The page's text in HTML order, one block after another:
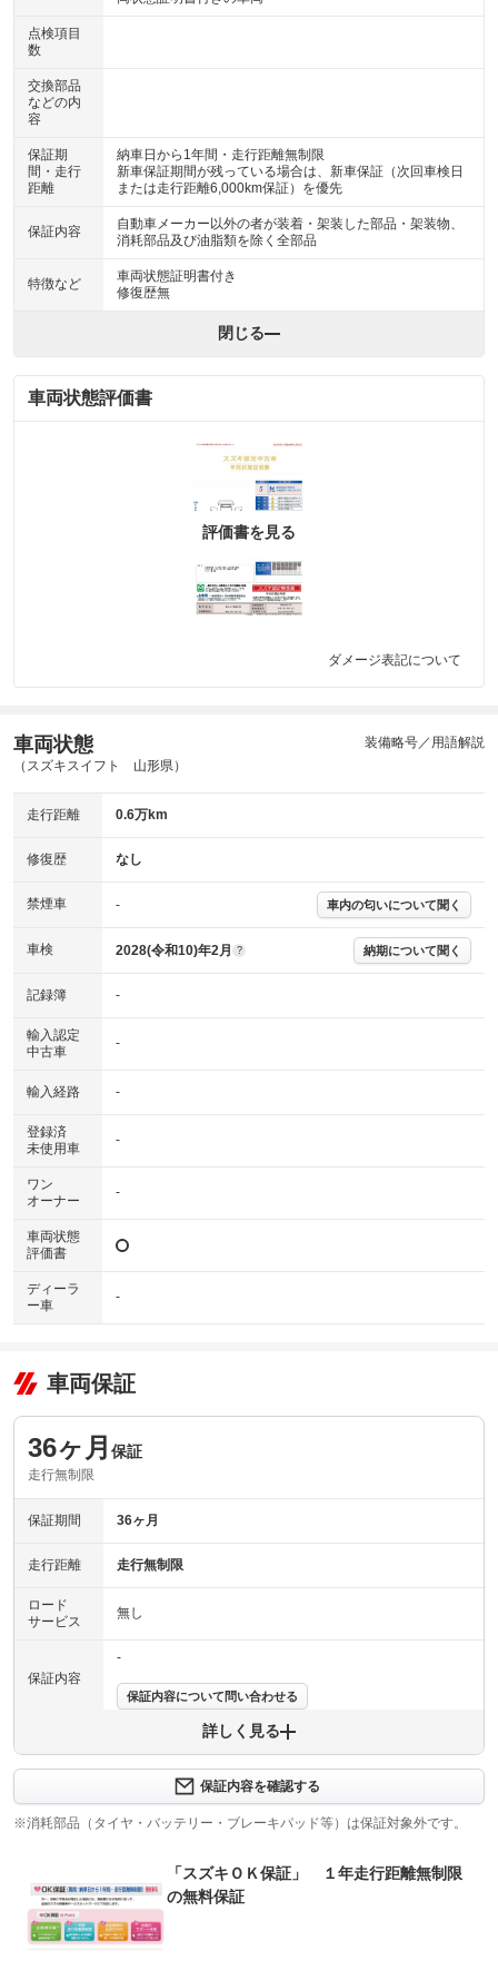
点検項目
数
交換部品
などの内
容
保証期
間・走行
距離
納車日から1年間・走行距離無制限
新車保証期間が残っている場合は、新車保証（次回車検日
または走行距離6,000km保証）を優先
保証内容
自動車メーカー以外の者が装着・架装した部品・架装物、
消耗部品及び油脂類を除く全部品
特徴など
車両状態証明書付き
修復歴無
閉じる
車両状態評価書
評価書を見る
ダメージ表記について
車両状態
（スズキスイフト 山形県）
装備略号／用語解説
走行距離 0.6万km
修復歴 なし
禁煙車 - 車内の匂いについて聞く
車検 2028(令和10)年2月 ? 納期について聞く
記録簿 -
輸入認定
中古車
-
輸入経路 -
登録済
未使用車
-
ワン
オーナー
-
車両状態
評価書
ディーラ
ー車
-
車両保証
36ヶ月 保証
走行無制限
保証期間 36ヶ月
走行距離 走行無制限
ロード
サービス
無し
保証内容
-
保証内容について問い合わせる
上限金額
保証修理
受付先
-
詳しく見る
保証内容を確認する
※消耗部品（タイヤ・バッテリー・ブレーキパッド等）は保証対象外です。
「スズキＯＫ保証」 １年走行距離無制限
の無料保証